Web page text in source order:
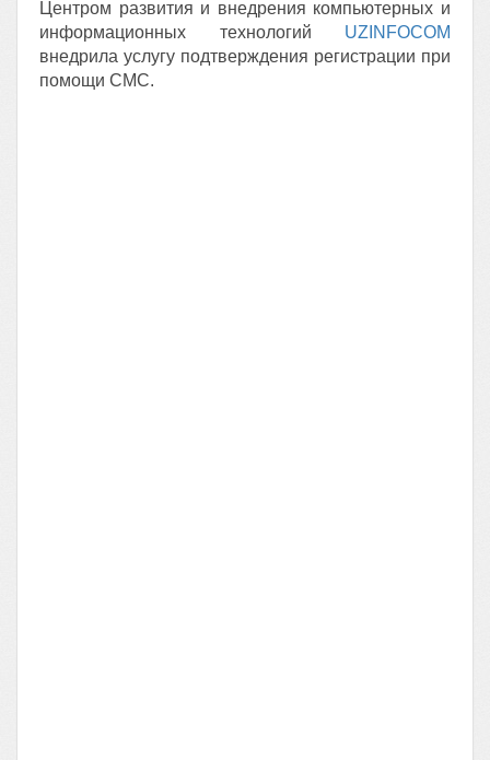
Центром развития и внедрения компьютерных и
информационных технологий UZINFOCOM
внедрила услугу подтверждения регистрации при
помощи СМС.